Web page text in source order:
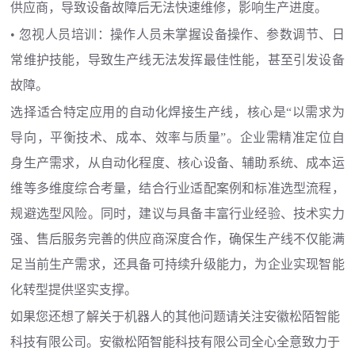
供应商，导致设备故障后无法快速维修，影响生产进度。
• 忽视人员培训：操作人员未掌握设备操作、参数调节、日
常维护技能，导致生产线无法发挥最佳性能，甚至引发设备
故障。
选择适合特定应用的自动化焊接生产线，核心是“以需求为
导向，平衡技术、成本、效率与质量”。企业需精准定位自
身生产需求，从自动化程度、核心设备、辅助系统、成本运
维等多维度综合考量，结合行业适配案例和标准选型流程，
规避选型风险。同时，建议与具备丰富行业经验、技术实力
强、售后服务完善的供应商深度合作，确保生产线不仅能满
足当前生产需求，还具备可持续升级能力，为企业实现智能
化转型提供坚实支撑。
如果您还想了解关于机器人的其他问题请关注安徽松陌智能
科技有限公司。安徽松陌智能科技有限公司全心全意致力于